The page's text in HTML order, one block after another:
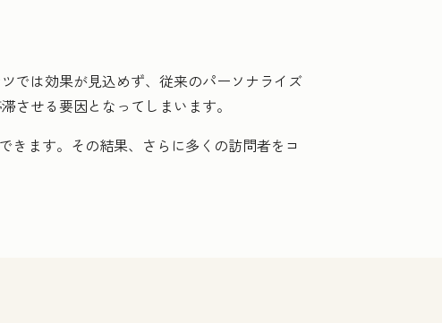
では効果が見込めず、従来のパーソナライズ
させる要因となってしまいます。
きます。その結果、さらに多くの訪問者をコ